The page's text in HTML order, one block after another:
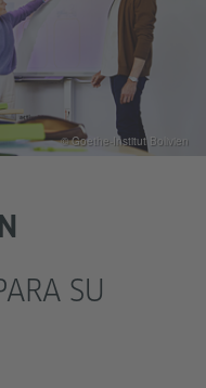
SU
© Goethe-Institut Bolivien